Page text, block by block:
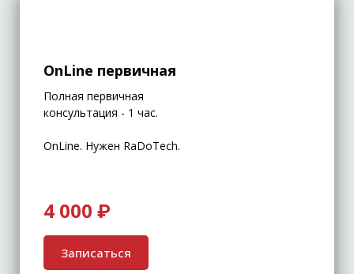
OnLine первичная
Полная первичная
консультация - 1 час.
OnLine. Нужен RaDoTech.
4 000 ₽
Записаться